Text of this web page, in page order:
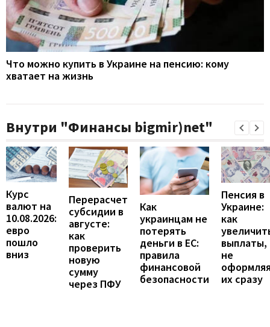
Что можно купить в Украине на пенсию: кому
хватает на жизнь
Внутри "Финансы bigmir)net"
Курс
валют на
10.08.2026:
евро
пошло
вниз
Перерасчет
субсидии в
августе:
как
проверить
новую
сумму
через ПФУ
Как
украинцам не
потерять
деньги в ЕС:
правила
финансовой
безопасности
Пенсия в
Украине:
как
выплаты,
не
их сразу